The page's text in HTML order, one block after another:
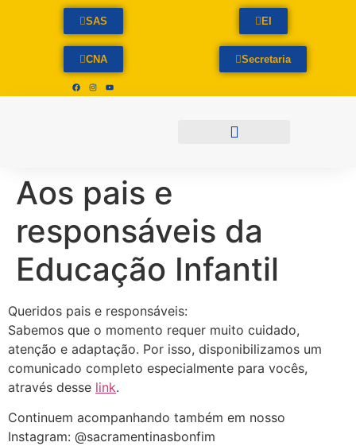
SAS EI
CNA Secretaria
Aos pais e
responsáveis da
Educação Infantil
Queridos pais e responsáveis:
Sabemos que o momento requer muito cuidado,
atenção e adaptação. Por isso, disponibilizamos um
comunicado completo especialmente para vocês,
através desse link.
Continuem acompanhando também em nosso
Instagram: @sacramentinasbonfim